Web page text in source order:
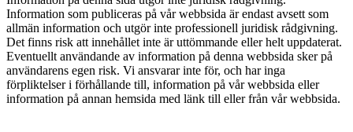
Information som publiceras på vår webbsida är endast avsett som
allmän information och utgör inte professionell juridisk rådgivning.
Det finns risk att innehållet inte är uttömmande eller helt uppdaterat.
Eventuellt användande av information på denna webbsida sker på
användarens egen risk. Vi ansvarar inte för, och har inga
förpliktelser i förhållande till, information på vår webbsida eller
information på annan hemsida med länk till eller från vår webbsida.